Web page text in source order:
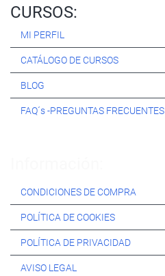
CURSOS:
MI PERFIL
CATÁLOGO DE CURSOS
BLOG
FAQ´s -PREGUNTAS FRECUENTES
CONDICIONES DE COMPRA
POLÍTICA DE COOKIES
POLÍTICA DE PRIVACIDAD
AVISO LEGAL